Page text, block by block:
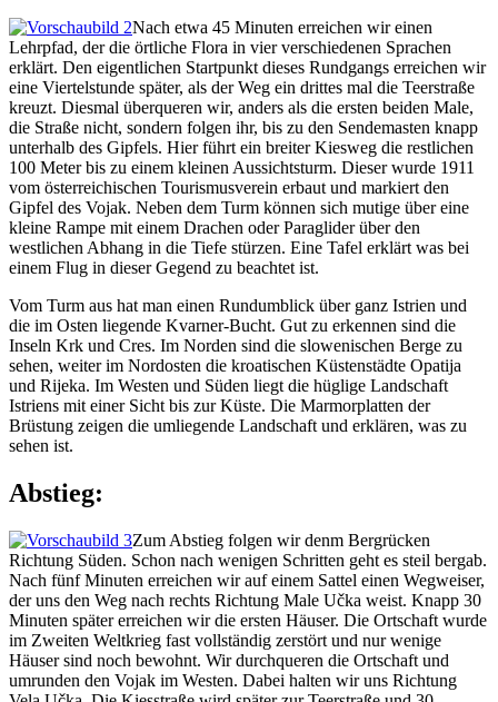
Nach etwa 45 Minuten erreichen wir einen
Lehrpfad, der die örtliche Flora in vier verschiedenen Sprachen
erklärt. Den eigentlichen Startpunkt dieses Rundgangs erreichen wir
eine Viertelstunde später, als der Weg ein drittes mal die Teerstraße
kreuzt. Diesmal überqueren wir, anders als die ersten beiden Male,
die Straße nicht, sondern folgen ihr, bis zu den Sendemasten knapp
unterhalb des Gipfels. Hier führt ein breiter Kiesweg die restlichen
100 Meter bis zu einem kleinen Aussichtsturm. Dieser wurde 1911
vom österreichischen Tourismusverein erbaut und markiert den
Gipfel des Vojak. Neben dem Turm können sich mutige über eine
kleine Rampe mit einem Drachen oder Paraglider über den
westlichen Abhang in die Tiefe stürzen. Eine Tafel erklärt was bei
einem Flug in dieser Gegend zu beachtet ist.
Vom Turm aus hat man einen Rundumblick über ganz Istrien und
die im Osten liegende Kvarner-Bucht. Gut zu erkennen sind die
Inseln Krk und Cres. Im Norden sind die slowenischen Berge zu
sehen, weiter im Nordosten die kroatischen Küstenstädte Opatija
und Rijeka. Im Westen und Süden liegt die hüglige Landschaft
Istriens mit einer Sicht bis zur Küste. Die Marmorplatten der
Brüstung zeigen die umliegende Landschaft und erklären, was zu
sehen ist.
Abstieg:
Zum Abstieg folgen wir denm Bergrücken
Richtung Süden. Schon nach wenigen Schritten geht es steil bergab.
Nach fünf Minuten erreichen wir auf einem Sattel einen Wegweiser,
der uns den Weg nach rechts Richtung Male Učka weist. Knapp 30
Minuten später erreichen wir die ersten Häuser. Die Ortschaft wurde
im Zweiten Weltkrieg fast vollständig zerstört und nur wenige
Häuser sind noch bewohnt. Wir durchqueren die Ortschaft und
umrunden den Vojak im Westen. Dabei halten wir uns Richtung